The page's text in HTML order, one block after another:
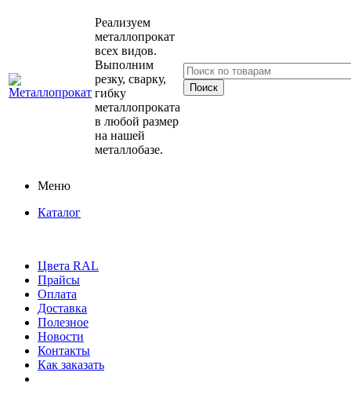
Реализуем
металлопрокат
всех видов.
Выполним
резку, сварку,
гибку
металлопроката
в любой размер
на нашей
металлобазе.
Меню
Каталог
Цвета RAL
Прайсы
Оплата
Доставка
Полезное
Новости
Контакты
Как заказать